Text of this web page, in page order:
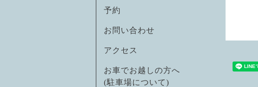
予約
お問い合わせ
アクセス
お車でお越しの方へ
(駐車場について)